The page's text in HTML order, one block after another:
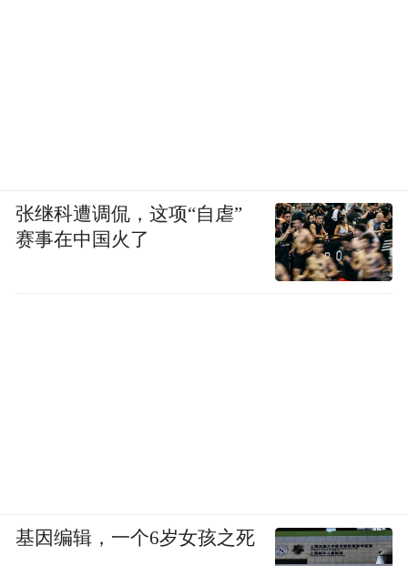
张继科遭调侃，这项“自虐”
赛事在中国火了
基因编辑，一个6岁女孩之死